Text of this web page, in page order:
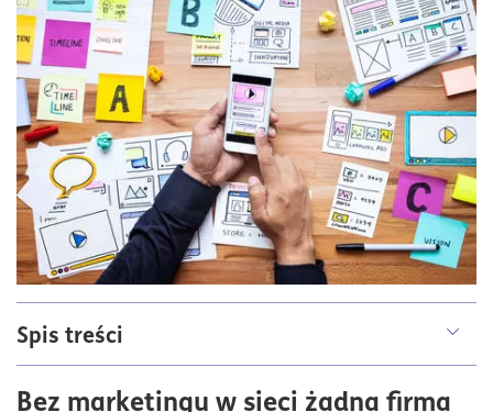
Spis treści
Bez marketingu w sieci żadna firma